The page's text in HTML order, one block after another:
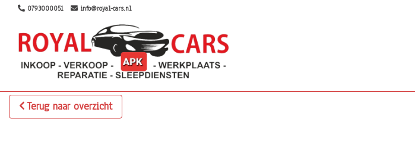
0793000051 info@royal-cars.nl
Terug naar overzicht